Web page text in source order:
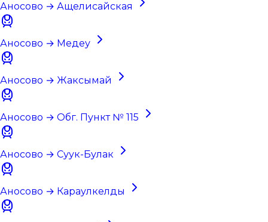
Аносово → Ащелисайская
Аносово → Медеу
Аносово → Жаксымай
Аносово → Обг. Пункт № 115
Аносово → Суук-Булак
Аносово → Караулкелды